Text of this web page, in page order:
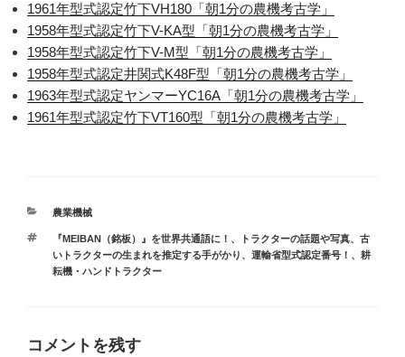
1961年型式認定竹下VH180「朝1分の農機考古学」
1958年型式認定竹下V-KA型「朝1分の農機考古学」
1958年型式認定竹下V-M型「朝1分の農機考古学」
1958年型式認定井関式K48F型「朝1分の農機考古学」
1963年型式認定ヤンマーYC16A「朝1分の農機考古学」
1961年型式認定竹下VT160型「朝1分の農機考古学」
カ
リ
ー
農業機械
タ
グ
『MEIBAN（銘板）』を世界共通語に！ 、 トラクターの話題や写真、 古
いトラクターの生まれを推定する手がかり、運輸省型式認定番号！ 、 耕
耘機・ハンドトラクター
コメントを残す